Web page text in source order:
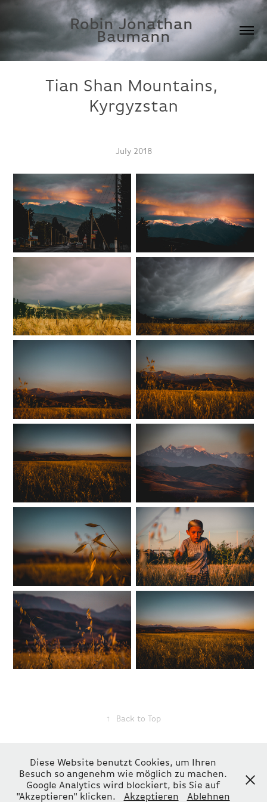
Robin Jonathan
Baumann
Tian Shan Mountains,
Kyrgyzstan
July 2018
↑ Back to Top
Angaben gemäß § 5 TMG: Robin Baumann / Straße 67 Nr. 21 13125 Berlin
/ Tel: 01578 8422836 / E-Mail: robin.jonathan.baumann(at)gmail.com
/Kleinunternehmer i.S.d. § 19 UStG / Vollständiges Impressum und
Informationen zum Datenschutz unter "Contact / Imprint"
Diese Website benutzt Cookies, um Ihren
Besuch so angenehm wie möglich zu machen.
Google Analytics wird blockiert, bis Sie auf
"Akzeptieren" klicken.
Akzeptieren Ablehnen